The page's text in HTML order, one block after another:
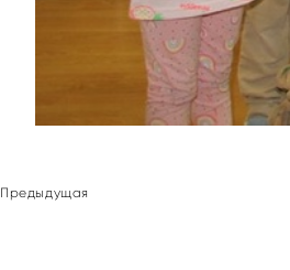
Предыдущая